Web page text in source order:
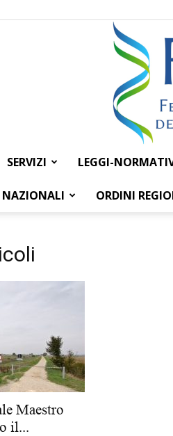
SERVIZI LEGGI-
ORDINI
Maestro
il...